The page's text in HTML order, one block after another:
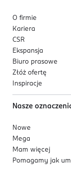
O firmie
Kariera
CSR
Ekspansja
Biuro prasowe
Złóż ofertę
Inspiracje
Nasze
Nowe
Mega
Mam więcej
Pomagamy jak